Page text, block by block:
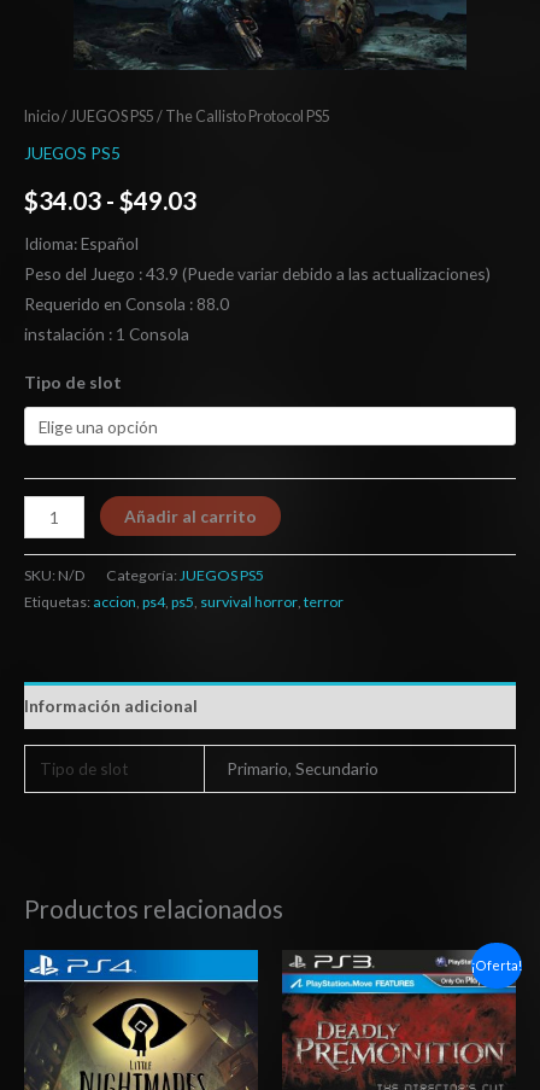
Inicio/ JUEGOS PS5 / The Callisto Protocol PS5
JUEGOS PS5
$34.03 - $49.03
Idioma: Español
Peso del Juego : 43.9 (Puede variar debido a las actualizaciones)
Requerido en Consola : 88.0
instalación : 1 Consola
Tipo de slot
Añadir al carrito
SKU: N/D Categoría: JUEGOS PS5
Etiquetas: accion, ps4, ps5, survival horror, terror
Información adicional
Tipo de slot Primario, Secundario
Productos relacionados
Rango
de
precios:
desde
$10.03
hasta
$15.03
¡Oferta!
El
precio
original
era:
$6.00.
El
precio
actual
es:
$5.67.